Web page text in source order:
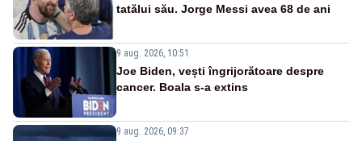
tatălui său. Jorge Messi avea 68 de ani
9 aug. 2026, 10:51
Joe Biden, vești îngrijorătoare despre
cancer. Boala s-a extins
9 aug. 2026, 09:37